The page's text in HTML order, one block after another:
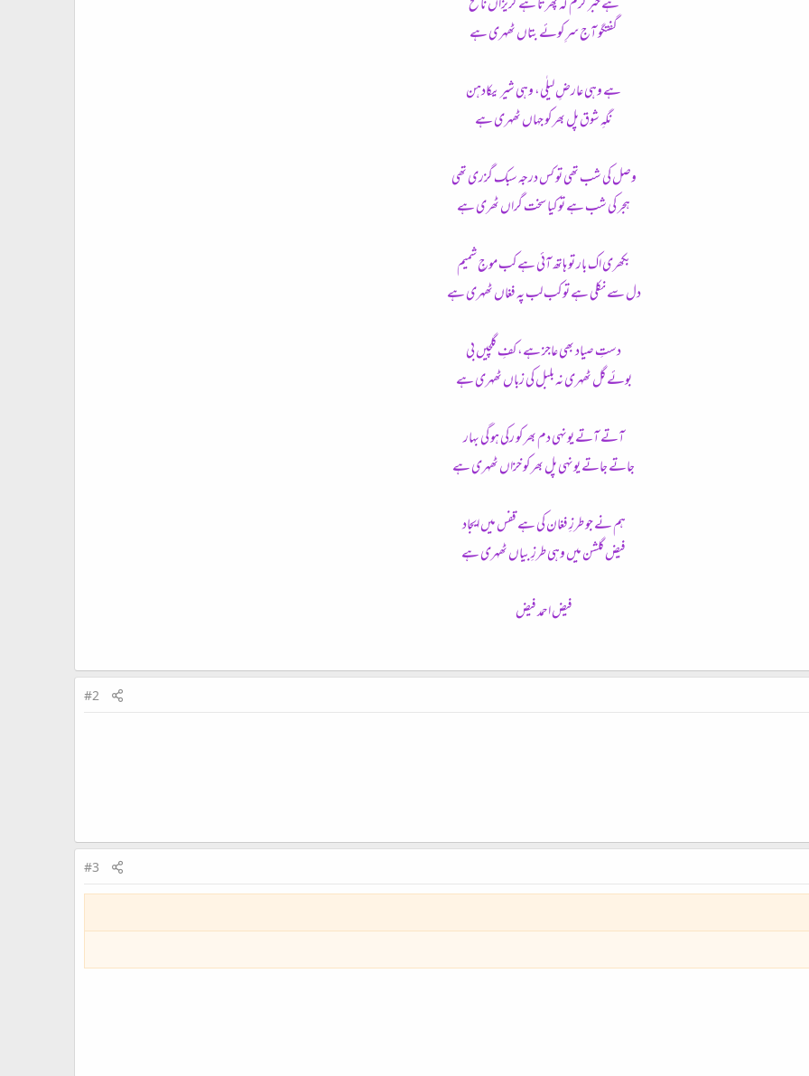
ہے خبر گرم کہ پھرتا ہے گریزاں ناصح
گفتگو آج سرِ کوئے بتاں ٹھہری ہے
ہے وہی عارضِ لیلٰی، وہی شیریںکادہن
نگہِ شوق پل بھر کو جہاں ٹھہری ہے
وصل کی شب تھی تو کس درجہ سبک گزری تھی
ہجر کی شب ہے تو کیا سخت گراں ٹھری ہے
بکھری اک بار تو ہاتھ آئی ہے کب موجِ شمیم
دل سے نکلی ہے تو کب لب پہ فغاں ٹھہری ہے
دستِ صیاد بھی عاجز ہے، کفِ گلچیں بی
بوئے گل ٹھہری نہ بلبل کی زباں ٹھہری ہے
آتے آتے یونہی دم بھر کو رکی ہو گی بہار
جاتے جاتے یونہی پل بھر کو خزاں ٹھہری ہے
ہم نے جو طرزِ فغان کی ہے قفس میں ایجاد
فیض گلشن میں وہی طرزِ بیاں ٹھہری ہے
فیض احمد فیض​
#2
#3